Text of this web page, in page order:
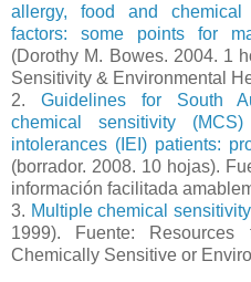
allergy, food and chemical
factors: some points for
(Dorothy M. Bowes. 2004. 1
Sensitivity & Environmental
2. Guidelines for South
chemical sensitivity
intolerances (IEI) patients:
(borrador. 2008. 10 hojas).
información facilitada
3. Multiple chemical
1999). Fuente:
Chemically Sensitive or